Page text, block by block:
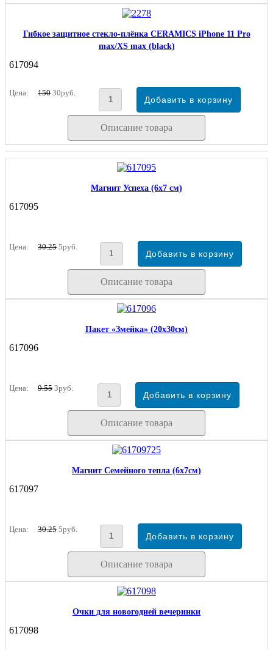
Гибкое защитное стекло-плёнка CERAMICS iPhone 11 Pro
max/XS max (black)
617094
Цена: 150 30руб.
Описание товара
Магнит Успеха (6х7 см)
617095
Цена: 30.25 5руб.
Описание товара
Пакет «Змейка» (20х30см)
617096
Цена: 9.55 3руб.
Описание товара
Магнит Семейного тепла (6х7см)
617097
Цена: 30.25 5руб.
Описание товара
Очки для новогодней вечеринки
617098